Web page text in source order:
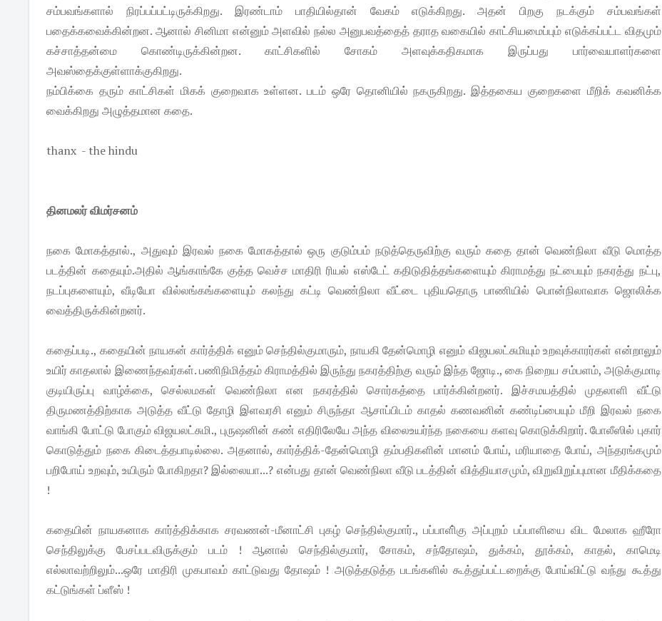
சம்பவங்களால் நிரப்பப்பட்டிருக்கிறது. இரண்டாம் பாதியில்தான் வேகம் எடுக்கிறது. அதன் பிறகு நடக்கும் சம்பவங்கள்
பதைக்கவைக்கின்றன. ஆனால் சினிமா என்னும் அளவில் நல்ல அனுபவத்தைத் தராத வகையில் காட்சியமைப்பும் எடுக்கப்பட்ட விதமும்
கச்சாத்தன்மை கொண்டிருக்கின்றன. காட்சிகளில் சோகம் அளவுக்கதிகமாக இருப்பது பார்வையாளர்களை
அவஸ்தைக்குள்ளாக்குகிறது.
நம்பிக்கை தரும் காட்சிகள் மிகக் குறைவாக உள்ளன. படம் ஒரே தொனியில் நகருகிறது. இத்தகைய குறைகளை மீறிக் கவனிக்க
வைக்கிறது அழுத்தமான கதை.
thanx - the hindu
தினமலர் விமர்சனம்
நகை மோகத்தால்., அதுவும் இரவல் நகை மோகத்தால் ஒரு குடும்பம் நடுத்தெருவிற்கு வரும் கதை தான் வெண்நிலா வீடு மொத்த
படத்தின் கதையும்.அதில் ஆங்காங்கே குத்த வெச்ச மாதிரி ரியல் எஸ்டேட் கதிடுதித்தங்களையும் கிராமத்து நட்பையும் நகரத்து நட்பு,
நடப்புகளையும், வீடியோ வில்லங்கங்களையும் கலந்து கட்டி வெண்நிலா வீட்டை புதியதொரு பாணியில் பொன்நிலாவாக ஜொலிக்க
வைத்திருக்கின்றனர்.
கதைப்படி., கதையின் நாயகன் கார்த்திக் எனும் செந்தில்குமாரும், நாயகி தேன்மொழி எனும் விஜயலட்சுமியும் உறவுக்காரர்கள் என்றாலும்
உயிர் காதலால் இணைந்தவர்கள். பணிநிமித்தம் கிராமத்தில் இருந்து நகரத்திற்கு வரும் இந்த ஜோடி., கை நிறைய சம்பளம், அடுக்குமாடி
குடியிருப்பு வாழ்க்கை, செல்லமகள் வெண்நிலா என நகரத்தில் சொர்கத்தை பார்க்கின்றனர். இச்சமயத்தில் முதலாளி வீட்டு
திருமணத்திற்காக அடுத்த வீட்டு தோழி இளவரசி எனும் சிருந்தா ஆசாப்பிடம் காதல் கணவனின் கண்டிப்பையும் மீறி இரவல் நகை
வாங்கி போட்டு போகும் விஜயலட்சுமி., புருஷனின் கண் எதிரிலேயே அந்த விலைஉயர்ந்த நகையை களவு கொடுக்கிறார். போலீஸில் புகார்
கொடுத்தும் நகை கிடைத்தபாடில்லை. அதனால், கார்த்திக்-தேன்மொழி தம்பதிகளின் மானம் போய், மரியாதை போய், அந்தரங்கமும்
பறிபோய் உறவும், உயிரும் போகிறதா? இல்லையா...? என்பது தான் வெண்நிலா வீடு படத்தின் வித்தியாசமும், விறுவிறுப்புமான மீதிக்கதை
!
கதையின் நாயகனாக கார்த்திக்காக சரவணன்-மீனாட்சி புகழ் செந்தில்குமார்., பப்பாளி்கு அப்புறம் பப்பாளியை விட மேலாக ஹீரோ
செந்திலுக்கு பேசப்படவிருக்கும் படம் ! ஆனால் செந்தில்குமார், சோகம், சந்தோஷம், துக்கம், தூக்கம், காதல், காமெடி
எல்லாவற்றிலும்...ஒரே மாதிரி முகபாவம் காட்டுவது தோஷம் ! அடுத்தடுத்த படங்களில் கூத்துப்பட்டறைக்கு போய்விட்டு வந்து கூத்து
கட்டுங்கள் ப்ளீஸ் !